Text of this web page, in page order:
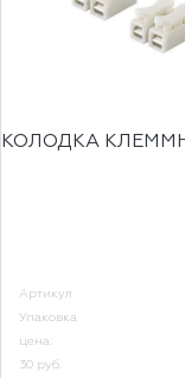
КОЛОДКА
Артикул
Упаковка
цена:
30 руб.